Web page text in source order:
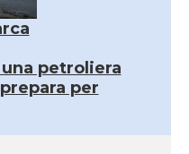
petroliera
per